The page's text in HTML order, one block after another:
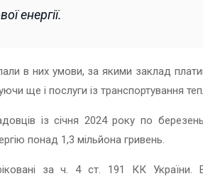
енергії.
в них умови, за якими заклад
ще і послуги із транспортування
із січня 2024 року по
понад 1,3 мільйона гривень.
за ч. 4 ст. 191 КК України.